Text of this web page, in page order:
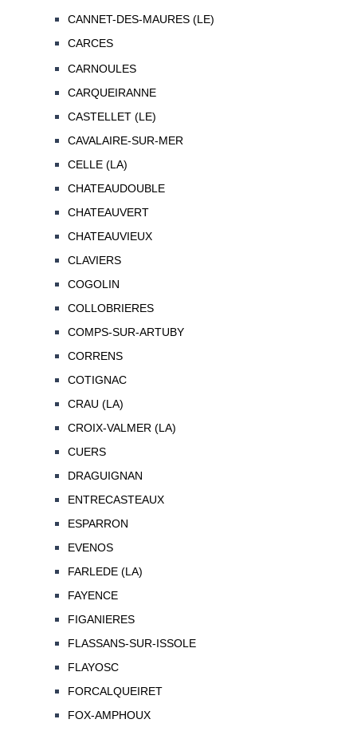
CANNET-DES-MAURES (LE)
CARCES
CARNOULES
CARQUEIRANNE
CASTELLET (LE)
CAVALAIRE-SUR-MER
CELLE (LA)
CHATEAUDOUBLE
CHATEAUVERT
CHATEAUVIEUX
CLAVIERS
COGOLIN
COLLOBRIERES
COMPS-SUR-ARTUBY
CORRENS
COTIGNAC
CRAU (LA)
CROIX-VALMER (LA)
CUERS
DRAGUIGNAN
ENTRECASTEAUX
ESPARRON
EVENOS
FARLEDE (LA)
FAYENCE
FIGANIERES
FLASSANS-SUR-ISSOLE
FLAYOSC
FORCALQUEIRET
FOX-AMPHOUX